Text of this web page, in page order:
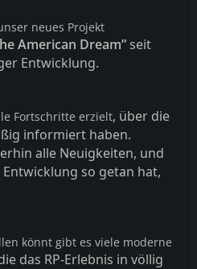
neues Projekt
American Dream” seit
Entwicklung.
Fortschritte erzielt, über die
informiert haben.
alle Neuigkeiten, und
so getan hat,
könnt gibt es viele moderne
das RP-Erlebnis in völlig